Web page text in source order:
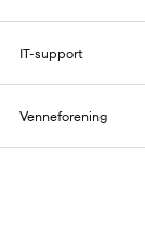
IT-support
Venneforening